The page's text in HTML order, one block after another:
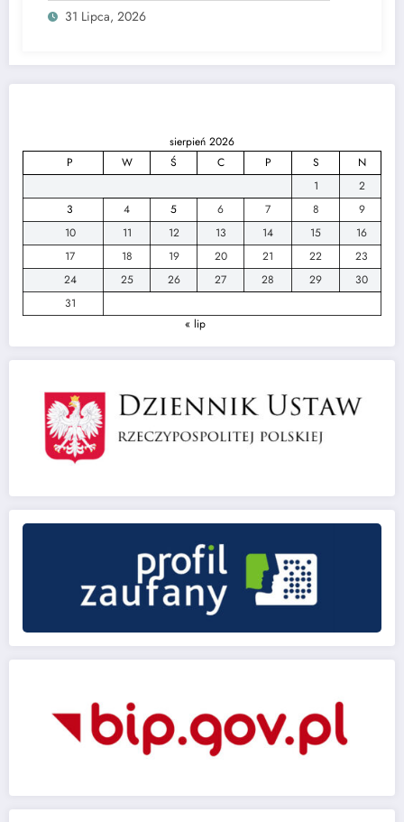
31 Lipca, 2026
sierpień 2026
P
W Ś C P S
N
1
2
3
4 5 6 7 8
9
10
11 12 13 14 15
16
17
18 19 20 21 22
23
24
25 26 27 28 29
30
31
« lip